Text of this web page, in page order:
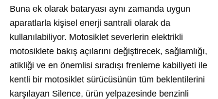
Buna ek olarak bataryası aynı zamanda uygun
aparatlarla kişisel enerji santrali olarak da
kullanılabiliyor. Motosiklet severlerin elektrikli
motosiklete bakış açılarını değiştirecek, sağlamlığı,
atikliği ve en önemlisi sıradışı frenleme kabiliyeti ile
kentli bir motosiklet sürücüsünün tüm beklentilerini
karşılayan Silence, ürün yelpazesinde benzinli